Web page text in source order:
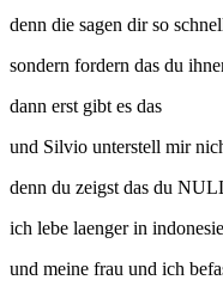
denn die sagen dir so
sondern fordern das du
dann erst gibt es das
und Silvio unterstell mir
denn du zeigst das du
ich lebe laenger in
und meine frau und ich